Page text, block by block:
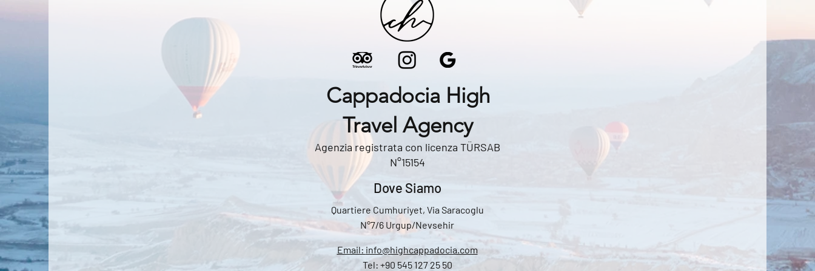
Cappadocia High
Travel Agency
Agenzia registrata con licenza TÜRSAB
N°15154
Dove Siamo
Quartiere Cumhuriyet, Via Saracoglu
N°7/6 Urgup/Nevsehir
Email:info@highcappadocia.com
Tel: +90 545 127 25 50